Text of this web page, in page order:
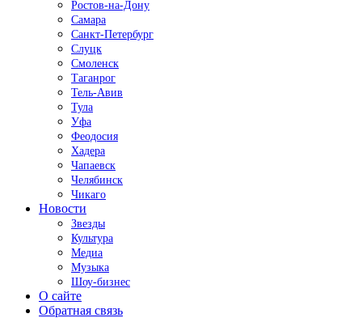
Ростов-на-Дону
Самара
Санкт-Петербург
Слуцк
Смоленск
Таганрог
Тель-Авив
Тула
Уфа
Феодосия
Хадера
Чапаевск
Челябинск
Чикаго
Новости
Звезды
Культура
Медиа
Музыка
Шоу-бизнес
О сайте
Обратная связь